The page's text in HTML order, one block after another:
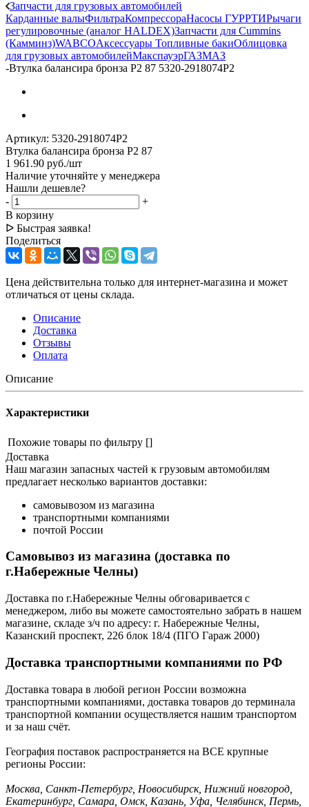
Запчасти для грузовых автомобилей
Карданные валыФильтраКомпрессораНасосы ГУРРТИРычаги
регулировочные (аналог HALDEX)Запчасти для Cummins
(Камминз)WABCOАксессуары Топливные бакиОблицовка
для грузовых автомобилейМакспауэрГАЗМАЗ
-Втулка балансира бронза Р2 87 5320-2918074Р2
Артикул: 5320-2918074Р2
Втулка балансира бронза Р2 87
1 961.90 руб./шт
Наличие уточняйте у менеджера
Нашли дешевле?
-
+
В корзину
ᐅ Быстрая заявка!
Поделиться
Цена действительна только для интернет-магазина и может
отличаться от цены склада.
Описание
Доставка
Отзывы
Оплата
Описание
Характеристики
Похожие товары по фильтру []
Доставка
Наш магазин запасных частей к грузовым автомобилям
предлагает несколько вариантов доставки:
самовывозом из магазина
транспортными компаниями
почтой России
Самовывоз из магазина (доставка по
г.Набережные Челны)
Доставка по г.Набережные Челны обговаривается с
менеджером, либо вы можете самостоятельно забрать в нашем
магазине, складе з/ч по адресу: г. Набережные Челны,
Казанский проспект, 226 блок 18/4 (ПГО Гараж 2000)
Доставка транспортными компаниями по РФ
Доставка товара в любой регион России возможна
транспортными компаниями, доставка товаров до терминала
транспортной компании осуществляется нашим транспортом
и за наш счёт.
География поставок распространяется на ВСЕ крупные
регионы России:
Москва, Санкт-Петербург, Новосибирск, Нижний новгород,
Екатеринбург, Самара, Омск, Казань, Уфа, Челябинск, Пермь,